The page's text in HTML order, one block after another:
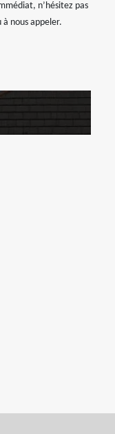
n’hésitez pas
nous appeler.